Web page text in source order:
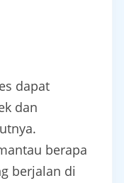
dapat
dan
berapa
berjalan di